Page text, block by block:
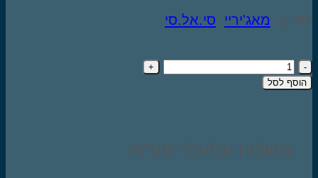
ב:מאג'יריי,סי.אל.סי
כמות
של
סרום
הבעה
לסל
משלוח עם/בלי מע”מ: